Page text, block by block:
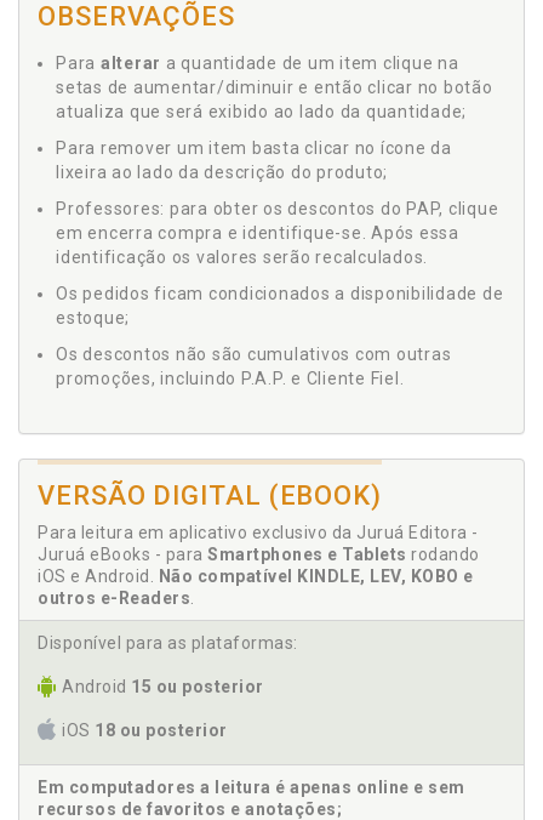
OBSERVAÇÕES
Para alterar a quantidade de um item clique na
setas de aumentar/diminuir e então clicar no botão
atualiza que será exibido ao lado da quantidade;
Para remover um item basta clicar no ícone da
lixeira ao lado da descrição do produto;
Professores: para obter os descontos do PAP, clique
em encerra compra e identifique-se. Após essa
identificação os valores serão recalculados.
Os pedidos ficam condicionados a disponibilidade de
estoque;
Os descontos não são cumulativos com outras
promoções, incluindo P.A.P. e Cliente Fiel.
VERSÃO DIGITAL (EBOOK)
Para leitura em aplicativo exclusivo da Juruá Editora -
Juruá eBooks - para Smartphones e Tablets rodando
iOS e Android.
Não compatível KINDLE, LEV, KOBO e
outros e-Readers
Disponível para as plataformas:
Android 15 ou posterior
iOS 18 ou posterior
Em computadores a leitura é apenas online e sem
recursos de favoritos e anotações;